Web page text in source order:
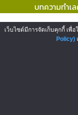
บทความทำเ
โ
บ
เว็บไซต์มีการจัดเก็บคุกกี้ เพื่
Policy)